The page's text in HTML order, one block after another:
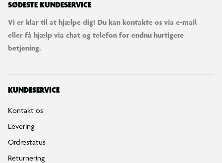
SØDESTE KUNDESERVICE
Vi er klar til at hjælpe dig! Du kan kontakte os via e-mail
eller få hjælp via chat og telefon for endnu hurtigere
betjening.
KUNDESERVICE
Kontakt os
Levering
Ordrestatus
Returnering